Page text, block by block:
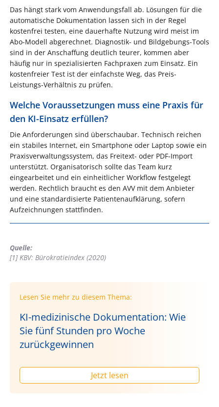
Das hängt stark vom Anwendungsfall ab. Lösungen für die
automatische Dokumentation lassen sich in der Regel
kostenfrei testen, eine dauerhafte Nutzung wird meist im
Abo-Modell abgerechnet. Diagnostik- und Bildgebungs-Tools
sind in der Anschaffung deutlich teurer, kommen aber
häufig nur in spezialisierten Fachpraxen zum Einsatz. Ein
kostenfreier Test ist der einfachste Weg, das Preis-
Leistungs-Verhältnis zu prüfen.
Welche Voraussetzungen muss eine Praxis für
den KI-Einsatz erfüllen?
Die Anforderungen sind überschaubar. Technisch reichen
ein stabiles Internet, ein Smartphone oder Laptop sowie ein
Praxisverwaltungssystem, das Freitext- oder PDF-Import
unterstützt. Organisatorisch sollte das Team kurz
eingearbeitet und ein einheitlicher Workflow festgelegt
werden. Rechtlich braucht es den AVV mit dem Anbieter
und eine standardisierte Patientenaufklärung, sofern
Aufzeichnungen stattfinden.
Quelle:
[1] KBV: Bürokratieindex (2020)
Lesen Sie mehr zu diesem Thema:
KI-medizinische Dokumentation: Wie
Sie fünf Stunden pro Woche
zurückgewinnen
Jetzt lesen